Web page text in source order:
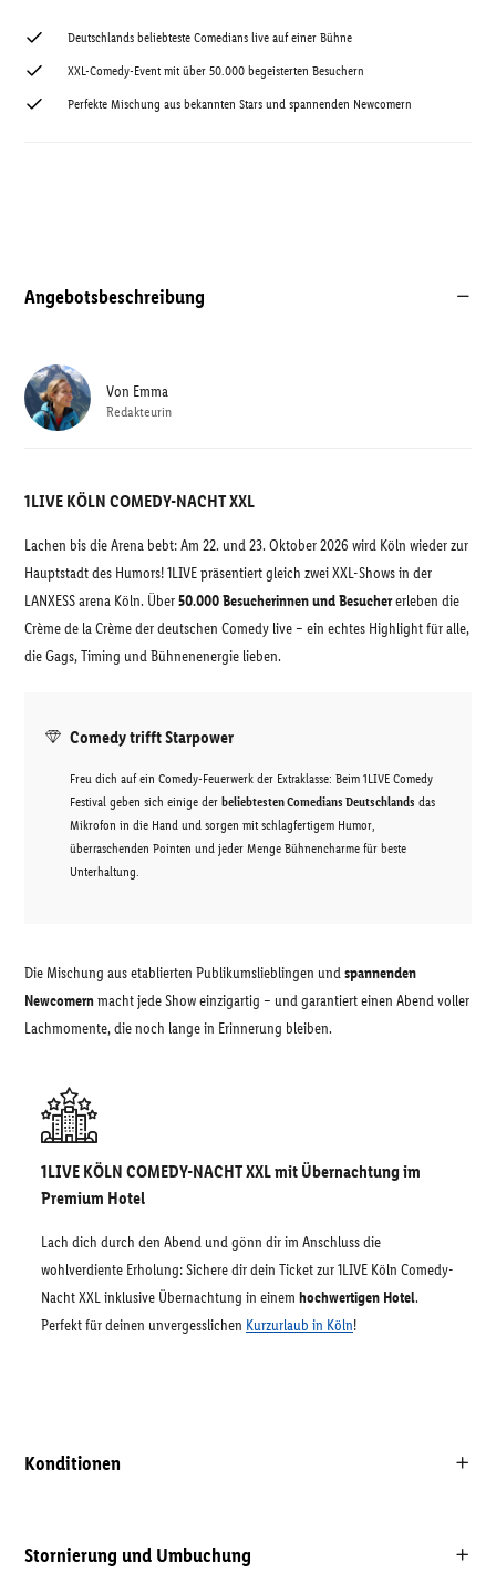
Deutschlands beliebteste Comedians live auf einer Bühne
XXL-Comedy-Event mit über 50.000 begeisterten Besuchern
Perfekte Mischung aus bekannten Stars und spannenden Newcomern
Angebotsbeschreibung
1LIVE KÖLN COMEDY-NACHT XXL
Lachen bis die Arena bebt: Am 22. und 23. Oktober 2026 wird Köln wieder zur
Hauptstadt des Humors! 1LIVE präsentiert gleich zwei XXL-Shows in der
LANXESS arena Köln. Über50.000 Besucherinnen und Besuchererleben die
Crème de la Crème der deutschen Comedy live – ein echtes Highlight für alle,
die Gags, Timing und Bühnenenergie lieben.
Comedy trifft Starpower
Freu dich auf ein Comedy-Feuerwerk der Extraklasse: Beim 1LIVE Comedy
Festival geben sich einige der beliebtesten Comedians Deutschlands das
Mikrofon in die Hand und sorgen mit schlagfertigem Humor,
überraschenden Pointen und jeder Menge Bühnencharme für beste
Unterhaltung.
Die Mischung aus etablierten Publikumslieblingen undspannenden
Newcomernmacht jede Show einzigartig – und garantiert einen Abend voller
Lachmomente, die noch lange in Erinnerung bleiben.
1LIVE KÖLN COMEDY-NACHT XXL mit Übernachtung im
Premium Hotel
Lach dich durch den Abend und gönn dir im Anschluss die
wohlverdiente Erholung: Sichere dir dein Ticket zur 1LIVE Köln Comedy-
Nacht XXL inklusive Übernachtung in einem hochwertigen Hotel.
Perfekt für deinen unvergesslichen Kurzurlaub in Köln!
Von Emma
Redakteurin
Konditionen
Stornierung und Umbuchung